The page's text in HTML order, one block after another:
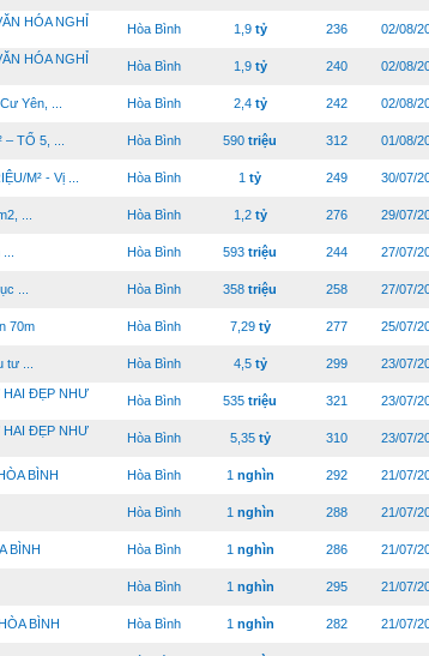
HÓA NGHỈ
Hòa Bình 1,9 tỷ 236 02/08/
HÓA NGHỈ
Hòa Bình 1,9 tỷ 240 02/08/
Yên, ... Hòa Bình 2,4 tỷ 242 02/08/
TỔ 5, ... Hòa Bình 590 triệu 312 01/08/
M² - Vị ... Hòa Bình 1 tỷ 249 30/07/
... Hòa Bình 1,2 tỷ 276 29/07/
Hòa Bình 593 triệu 244 27/07/
... Hòa Bình 358 triệu 258 27/07/
70m Hòa Bình 7,29 tỷ 277 25/07/
... Hòa Bình 4,5 tỷ 299 23/07/
HAI ĐẸP NHƯ
Hòa Bình 535 triệu 321 23/07/
HAI ĐẸP NHƯ
Hòa Bình 5,35 tỷ 310 23/07/
BÌNH Hòa Bình 1 nghìn 292 21/07/
Hòa Bình 1 nghìn 288 21/07/
BÌNH Hòa Bình 1 nghìn 286 21/07/
Hòa Bình 1 nghìn 295 21/07/
BÌNH Hòa Bình 1 nghìn 282 21/07/